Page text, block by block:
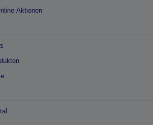
Aktionen